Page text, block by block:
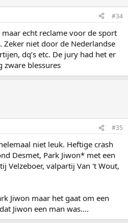
#34
echt reclame voor de sport
niet door de Nederlandse
dq’s etc. De jury had het er
zware blessures
#35
niet leuk. Heftige crash
Desmet, Park Jiwon* met een
Velzeboer, valpartij Van 't Wout,
Jiwon maar het gaat om een
Jiwon een man was....